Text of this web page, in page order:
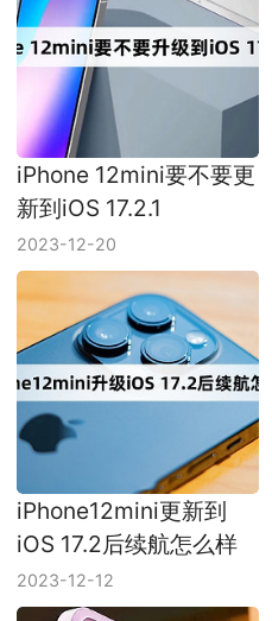
iPhone 12mini要不要更
新到iOS 17.2.1
2023-12-20
iPhone12mini更新到
iOS 17.2后续航怎么样
2023-12-12